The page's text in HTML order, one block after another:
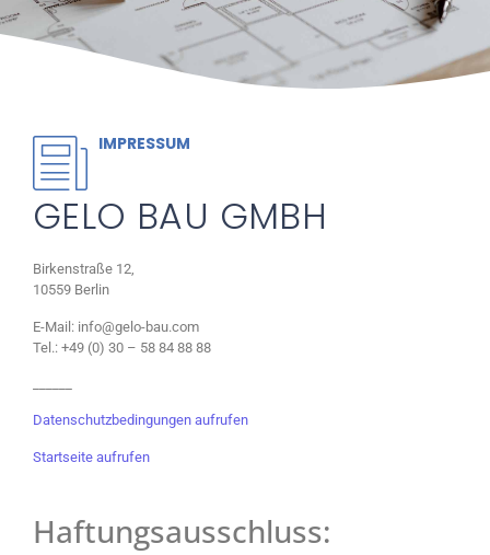
IMPRESSUM
GELO BAU GMBH
Birkenstraße 12,
10559 Berlin
E-Mail: info@gelo-bau.com
Tel.: +49 (0) 30 – 58 84 88 88
Datenschutzbedingungen aufrufen
Startseite aufrufen
Haftungsausschluss: